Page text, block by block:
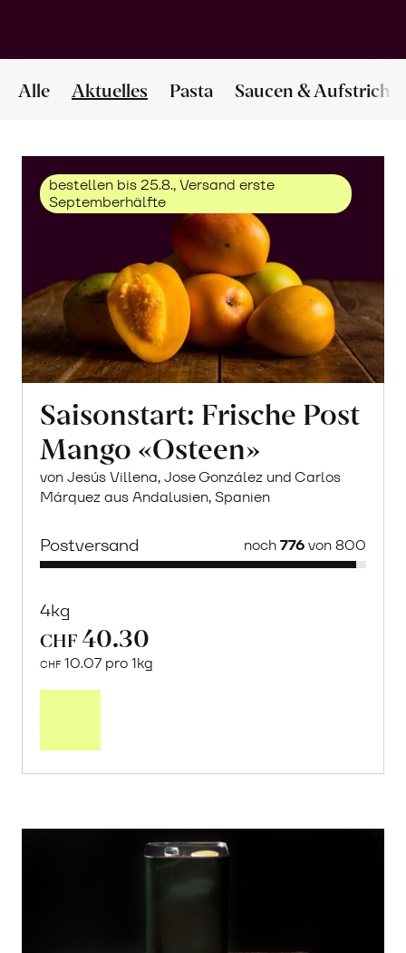
Alle Aktuelles Pasta Saucen & Aufstriche
bestellen bis 25.8., Versand erste
Septemberhälfte
Saisonstart: Frische Post
Mango «Osteen»
von Jesús Villena, Jose González und Carlos
Márquez aus Andalusien, Spanien
Postversand noch776von 800
4kg
CHF 40.30
CHF 10.07 pro 1kg
Post
erfahren